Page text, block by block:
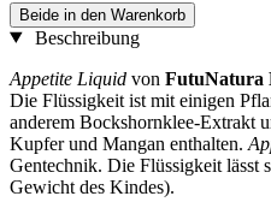
Beide in den Warenkorb
Beschreibung
Appetite Liquid von FutuNatura
Die Flüssigkeit ist mit einigen
anderem Bockshornklee-Extrakt
Kupfer und Mangan enthalten.
Gentechnik. Die Flüssigkeit lässt
Gewicht des Kindes).